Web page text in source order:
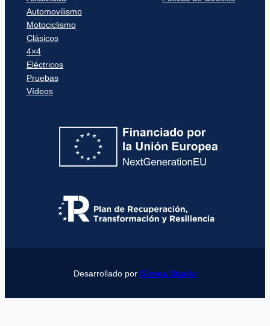
Automovilismo
Motociclismo
Clásicos
4×4
Eléctricos
Pruebas
Vídeos
Desarrollado por Girona Studio